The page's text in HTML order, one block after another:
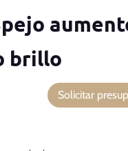
brillo
Solicitar